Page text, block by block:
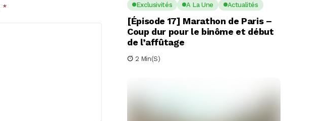
* Exclusivités A La Une Actualités
[Épisode 17] Marathon de Paris –
Coup dur pour le binôme et début
de l’affûtage
2 Min(s)